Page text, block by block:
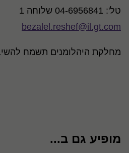
טל': 04-6956841 שלוחה 1
bezalel.reshef@il.gt.com
מחלקת היהלומנים תשמח
מופיע גם ב...